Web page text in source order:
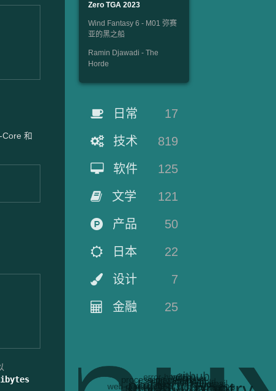
Core 和
Zero TGA 2023
Wind Fantasy 6 - M01 弥赛
亚的黑之船
Ramin Djawadi - The
Horde
日常 17
技术 819
软件 125
文学 121
产品 50
日本 22
设计 7
金融 25